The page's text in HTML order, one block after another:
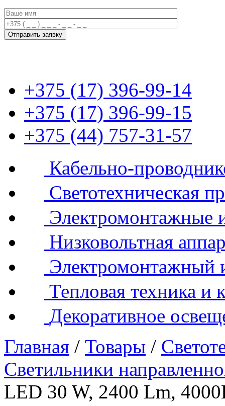
+375 (17) 396-99-14
+375 (17) 396-99-15
+375 (44) 757-31-57
Кабельно-
Светотехническая
Электромонтажные
Низковольтная
Электромонтажный
Тепловая техника и
Декоративное
Главная / Товары /
Светильники
LED 30 W, 2400 Lm,